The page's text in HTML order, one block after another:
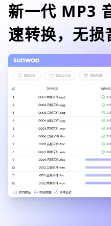
新一代 MP3
速转换，无损